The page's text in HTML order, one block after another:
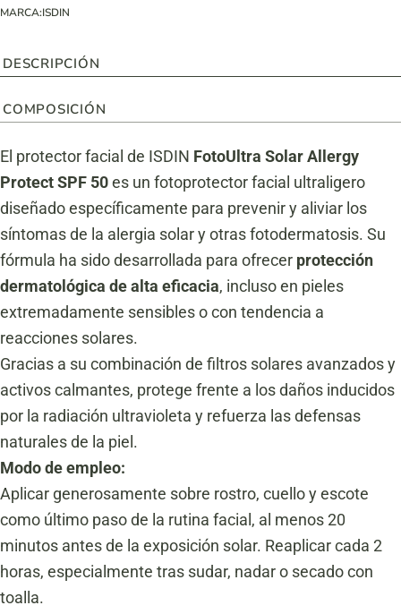
MARCA:ISDIN
DESCRIPCIÓN
COMPOSICIÓN
El protector facial de ISDIN FotoUltra Solar Allergy
Protect SPF 50es un fotoprotector facial ultraligero
diseñado específicamente para prevenir y aliviar los
síntomas de la alergia solar y otras fotodermatosis. Su
fórmula ha sido desarrollada para ofrecer protección
dermatológica de alta eficacia, incluso en pieles
extremadamente sensibles o con tendencia a
reacciones solares.
Gracias a su combinación de filtros solares avanzados y
activos calmantes, protege frente a los daños inducidos
por la radiación ultravioleta y refuerza las defensas
naturales de la piel.
Modo de empleo:
Aplicar generosamente sobre rostro, cuello y escote
como último paso de la rutina facial, al menos 20
minutos antes de la exposición solar. Reaplicar cada 2
horas, especialmente tras sudar, nadar o secado con
toalla.